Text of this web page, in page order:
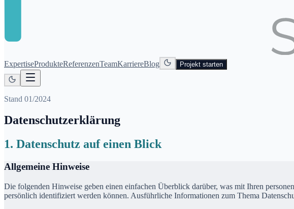
ExpertiseProdukteReferenzenTeamKarriereBlog Projekt starten
Stand 01/2024
Datenschutz­erklärung
1. Datenschutz auf einen Blick
Allgemeine Hinweise
Die folgenden Hinweise geben einen einfachen Überblick darüber, was mit Ihren
persönlich identifiziert werden können. Ausführliche Informationen zum Thema